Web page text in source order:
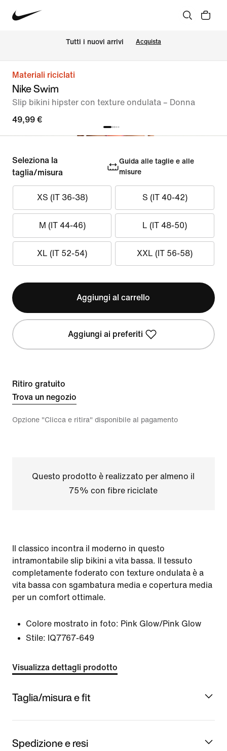
Tutti i nuovi arrivi Acquista
Materiali riciclati
Nike Swim
Slip bikini hipster con texture ondulata – Donna
49,99 €
Seleziona la
taglia/misura
Guida alle taglie e alle
misure
XS (IT 36-38) S (IT 40-42)
M (IT 44-46) L (IT 48-50)
XL (IT 52-54) XXL (IT 56-58)
Aggiungi al carrello
Aggiungi ai preferiti
Ritiro gratuito
Trova un negozio
Opzione "Clicca e ritira" disponibile al pagamento
Questo prodotto è realizzato per almeno il
75% con fibre riciclate
Il classico incontra il moderno in questo
intramontabile slip bikini a vita bassa. Il tessuto
completamente foderato con texture ondulata è a
vita bassa con sgambatura media e copertura media
per un comfort ottimale.
Colore mostrato in foto: Pink Glow/Pink Glow
Stile: IQ7767-649
Visualizza dettagli prodotto
Taglia/misura e fit
Spedizione e resi